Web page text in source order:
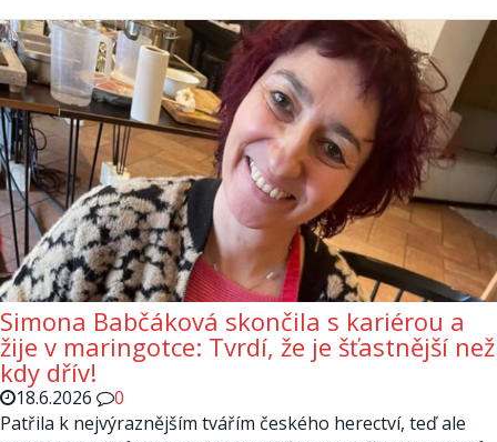
Simona Babčáková skončila s kariérou a
žije v maringotce: Tvrdí, že je šťastnější než
kdy dřív!
18.6.2026
0
Patřila k nejvýraznějším tvářím českého herectví, teď ale